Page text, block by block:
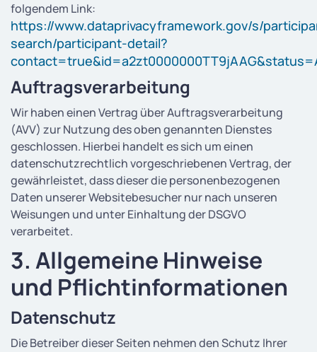
folgendem Link:
https://www.dataprivacyframework.gov/s/
search/participant-detail?
Auftragsverarbeitung
Wir haben einen Vertrag über Auftragsverarbeitung
(AVV) zur Nutzung des oben genannten Dienstes
geschlossen. Hierbei handelt es sich um einen
datenschutzrechtlich vorgeschriebenen Vertrag, der
gewährleistet, dass dieser die personenbezogenen
Daten unserer Websitebesucher nur nach unseren
Weisungen und unter Einhaltung der DSGVO
verarbeitet.
3. Allgemeine Hinweise
und Pflicht­informationen
Datenschutz
Die Betreiber dieser Seiten nehmen den Schutz Ihrer